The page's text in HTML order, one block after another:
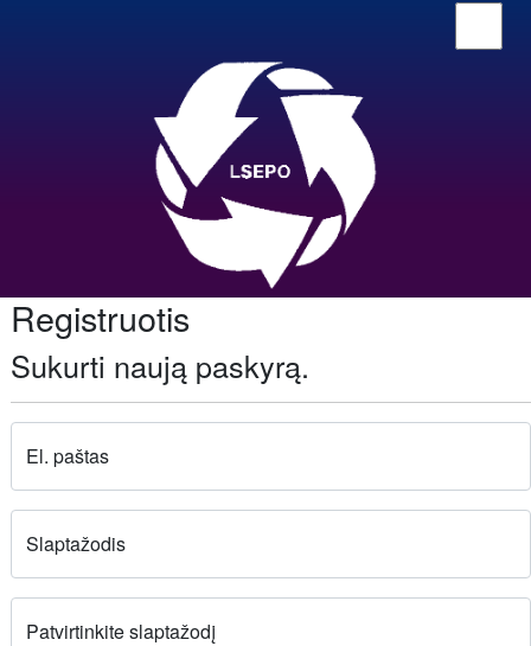
Registruotis
Sukurti naują paskyrą.
El. paštas
Slaptažodis
Patvirtinkite slaptažodį